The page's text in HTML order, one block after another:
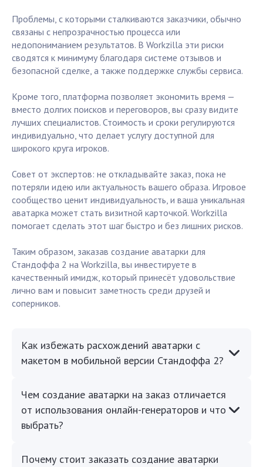
Проблемы, с которыми сталкиваются заказчики, обычно
связаны с непрозрачностью процесса или
недопониманием результатов. В Workzilla эти риски
сводятся к минимуму благодаря системе отзывов и
безопасной сделке, а также поддержке службы сервиса.
Кроме того, платформа позволяет экономить время —
вместо долгих поисков и переговоров, вы сразу видите
лучших специалистов. Стоимость и сроки регулируются
индивидуально, что делает услугу доступной для
широкого круга игроков.
Совет от экспертов: не откладывайте заказ, пока не
потеряли идею или актуальность вашего образа. Игровое
сообщество ценит индивидуальность, и ваша уникальная
аватарка может стать визитной карточкой. Workzilla
помогает сделать этот шаг быстро и без лишних рисков.
Таким образом, заказав создание аватарки для
Стандоффа 2 на Workzilla, вы инвестируете в
качественный имидж, который принесёт удовольствие
лично вам и повысит заметность среди друзей и
соперников.
Как избежать расхождений аватарки с
макетом в мобильной версии Стандоффа 2?
Чем создание аватарки на заказ отличается
от использования онлайн-генераторов и что
выбрать?
Почему стоит заказать создание аватарки